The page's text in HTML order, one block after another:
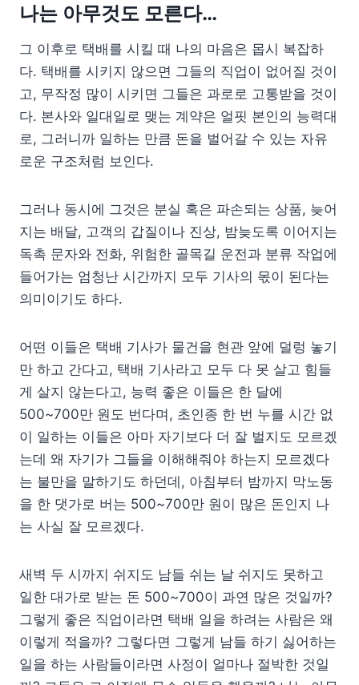
나는 아무것도 모른다…
그 이후로 택배를 시킬 때 나의 마음은 몹시 복잡하
다. 택배를 시키지 않으면 그들의 직업이 없어질 것이
고, 무작정 많이 시키면 그들은 과로로 고통받을 것이
다. 본사와 일대일로 맺는 계약은 얼핏 본인의 능력대
로, 그러니까 일하는 만큼 돈을 벌어갈 수 있는 자유
로운 구조처럼 보인다.
그러나 동시에 그것은 분실 혹은 파손되는 상품, 늦어
지는 배달, 고객의 갑질이나 진상, 밤늦도록 이어지는
독촉 문자와 전화, 위험한 골목길 운전과 분류 작업에
들어가는 엄청난 시간까지 모두 기사의 몫이 된다는
의미이기도 하다.
어떤 이들은 택배 기사가 물건을 현관 앞에 덜렁 놓기
만 하고 간다고, 택배 기사라고 모두 다 못 살고 힘들
게 살지 않는다고, 능력 좋은 이들은 한 달에
500~700만 원도 번다며, 초인종 한 번 누를 시간 없
이 일하는 이들은 아마 자기보다 더 잘 벌지도 모르겠
는데 왜 자기가 그들을 이해해줘야 하는지 모르겠다
는 불만을 말하기도 하던데, 아침부터 밤까지 막노동
을 한 댓가로 버는 500~700만 원이 많은 돈인지 나
는 사실 잘 모르겠다.
새벽 두 시까지 쉬지도 남들 쉬는 날 쉬지도 못하고
일한 대가로 받는 돈 500~700이 과연 많은 것일까?
그렇게 좋은 직업이라면 택배 일을 하려는 사람은 왜
이렇게 적을까? 그렇다면 그렇게 남들 하기 싫어하는
일을 하는 사람들이라면 사정이 얼마나 절박한 것일